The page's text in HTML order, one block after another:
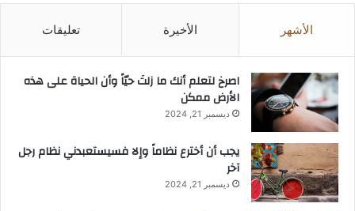
الأشهر الأخيرة تعليقات
‫اصرخ لتعلم أنك ما زلتَ حيّاً وأن الحياة على هذه
الأرض ممكن
ديسمبر 21, 2024
يجب أن أخترع نظاماً وإلا فسيستعبدني نظام رجل
آخر
ديسمبر 21, 2024